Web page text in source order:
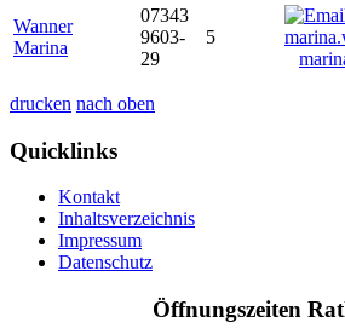
Wanner
Marina
07343
9603-
29
5
drucken nach oben
Quicklinks
Kontakt
Inhaltsverzeichnis
Impressum
Datenschutz
Öffnungszeiten